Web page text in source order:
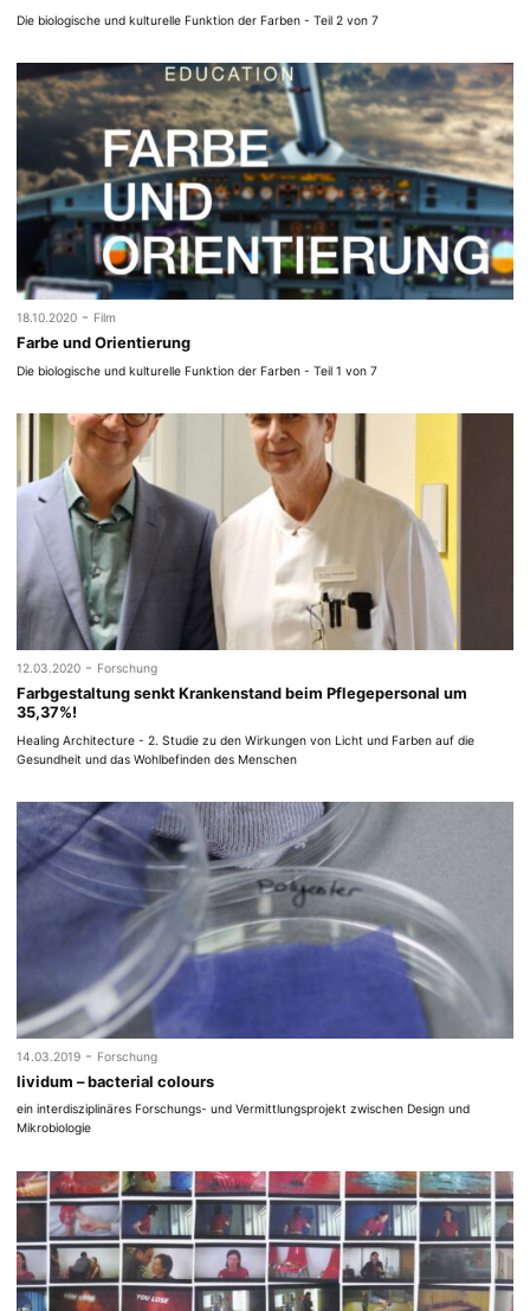
Die biologische und kulturelle Funktion der Farben - Teil 2 von 7
18.10.2020 - Film
Farbe und Orientierung
Die biologische und kulturelle Funktion der Farben - Teil 1 von 7
12.03.2020 - Forschung
Farbgestaltung senkt Krankenstand beim Pflegepersonal um
35,37%!
Healing Architecture - 2. Studie zu den Wirkungen von Licht und Farben auf die
Gesundheit und das Wohlbefinden des Menschen
14.03.2019 - Forschung
lividum – bacterial colours
ein interdisziplinäres Forschungs- und Vermittlungsprojekt zwischen Design und
Mikrobiologie